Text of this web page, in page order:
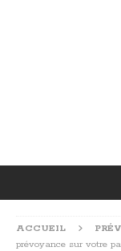
ACCUEIL
prévoyance sur votre